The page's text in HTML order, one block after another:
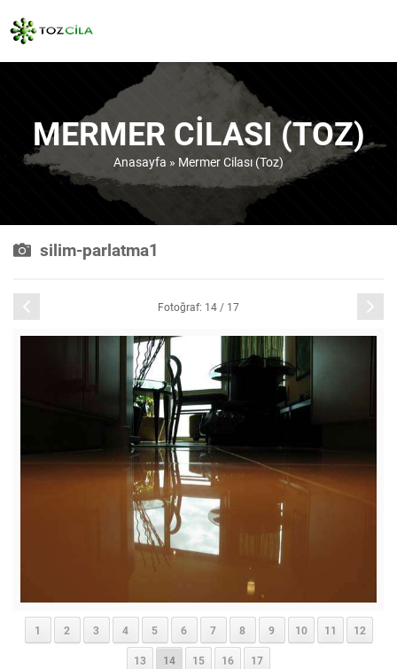
MERMER CILASI (TOZ)
Anasayfa » Mermer Cilası (Toz)
silim-parlatma1
Fotoğraf: 14 / 17
1 2 3 4 5 6 7 8 9 10 11 12
13 14 15 16 17